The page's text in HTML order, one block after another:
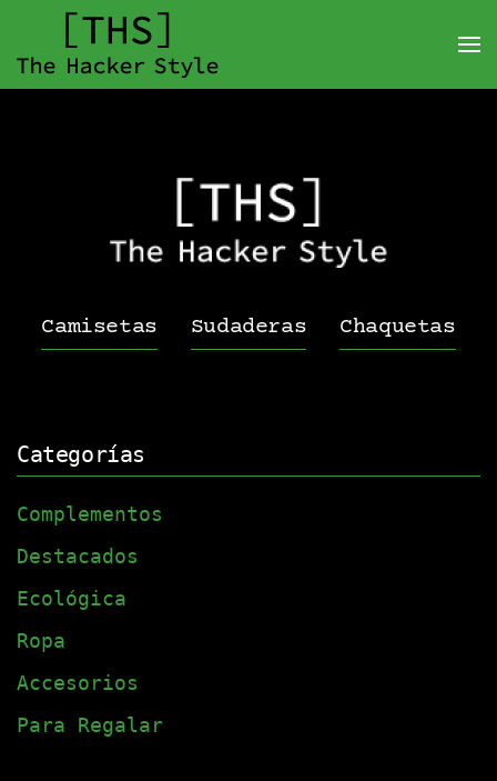
Camisetas Sudaderas Chaquetas
Categorías
Complementos
Destacados
Ecológica
Ropa
Accesorios
Para Regalar